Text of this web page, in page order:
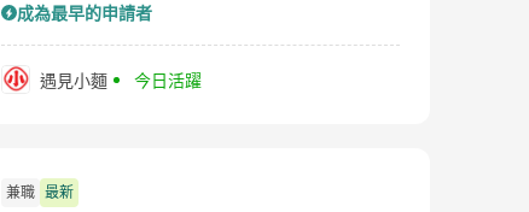
成為最早的申請者
遇見小麵 今日活躍
兼職 最新